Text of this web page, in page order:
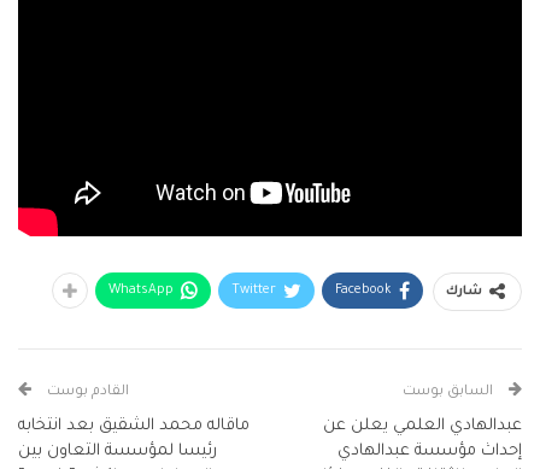
شارك Facebook
Twitter
WhatsApp
السابق بوست
عبدالهادي العلمي يعلن عن
إحداث مؤسسة عبدالهادي
القادم بوست
ماقاله محمد الشقيق بعد انتخابه
رئيسا لمؤسسة التعاون بين